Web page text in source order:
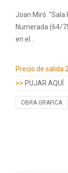
Joan Miró. "Sala
Numerada (64/
en el…
Precio de salida
>> PUJAR AQUÍ
OBRA GRAFICA